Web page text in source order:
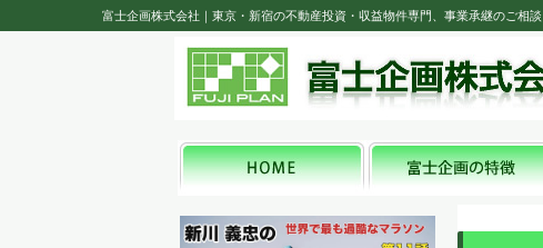
富士企画株式会社｜東京・新宿の不動産投資・収益物件専門、事業承継のご相談